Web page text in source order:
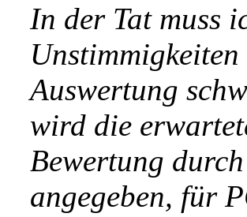
In der Tat muss
Auswertung
wird die
Bewertung
angegeben, für